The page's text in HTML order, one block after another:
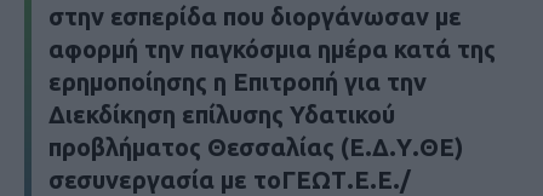
στην εσπερίδα που διοργάνωσαν με
αφορμή την παγκόσμια ημέρα κατά της
ερημοποίησης η Επιτροπή για την
Διεκδίκηση επίλυσης Υδατικού
προβλήματος Θεσσαλίας (Ε.Δ.Υ.ΘΕ)
σεσυνεργασία με τοΓΕΩΤ.Ε.Ε./